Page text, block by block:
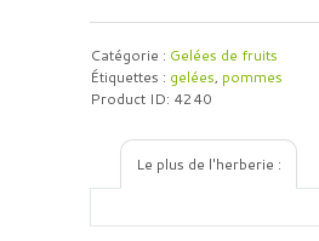
Catégorie : Gelées de fruits
Étiquettes : gelées, pommes
Product ID: 4240
Le plus de l'herberie :